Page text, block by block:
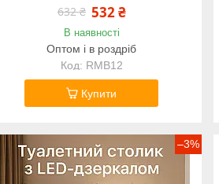
632 ₴ 532 ₴
В наявності
Оптом і в роздріб
RMB12
Купити
–3%